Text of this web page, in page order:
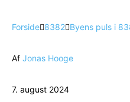
Forside 8382 Byens puls i
Af Jonas Hooge
7. august 2024